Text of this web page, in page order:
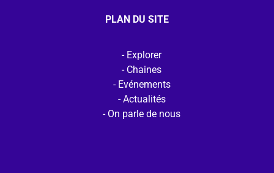
PLAN DU SITE
Explorer
Chaines
Evénements
Actualités
On parle de nous